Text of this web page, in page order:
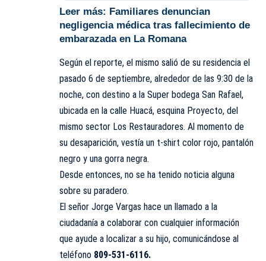
Leer más: Familiares denuncian
negligencia médica tras fallecimiento de
embarazada en La Romana
Según el reporte, el mismo salió de su residencia el
pasado 6 de septiembre, alrededor de las 9:30 de la
noche, con destino a la Super bodega San Rafael,
ubicada en la calle Huacá, esquina Proyecto, del
mismo sector Los Restauradores. Al momento de
su desaparición, vestía un t-shirt color rojo, pantalón
negro y una gorra negra.
Desde entonces, no se ha tenido noticia alguna
sobre su paradero.
El señor Jorge Vargas hace un llamado a la
ciudadanía a colaborar con cualquier información
que ayude a localizar a su hijo, comunicándose al
teléfono 809-531-6116.